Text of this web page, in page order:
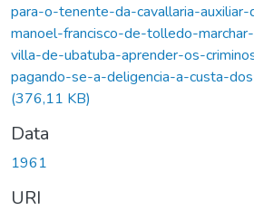
para-o-tenente-da-cavallaria-
manoel-francisco-de-tolledo-
villa-de-ubatuba-aprender-os-
pagando-se-a-deligencia-a-custa-
(376,11 KB)
Data
1961
URI